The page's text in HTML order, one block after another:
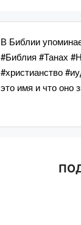
В Библии
#Библия #Танах
#христианство
это имя и что оно